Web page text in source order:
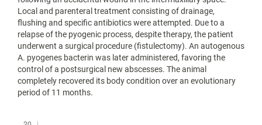
Local and parenteral treatment consisting of drainage,
flushing and specific antibiotics were attempted. Due to a
relapse of the pyogenic process, despite therapy, the patient
underwent a surgical procedure (fistulectomy). An autogenous
A. pyogenes bacterin was later administered, favoring the
control of a postsurgical new abscesses. The animal
completely recovered its body condition over an evolutionary
period of 11 months.